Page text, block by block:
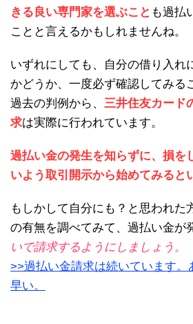
きる良い専門家を選ぶこと も過払
ことと言えるかもしれませんね。
いずれにしても、自分の借り入れ
かどうか、一度必ず確認してみる
過去の判例から、 三井住友カード
求は実際に行われています。
過払い金の発生を知らずに、損を
いよう取引開示から始めてみると
もしかして自分にも？と思われた
の有無を調べてみて、過払い金が
いで請求するようにしましょう。
>>過払い金請求は続いています。
早い。